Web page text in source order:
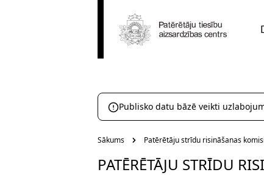
Publisko datu bāzē veikti
Sākums Patērētāju strīdu risināšanas
PATĒRĒTĀJU STRĪDU